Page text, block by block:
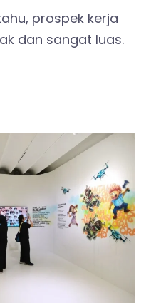
prospek kerja
dan sangat luas.